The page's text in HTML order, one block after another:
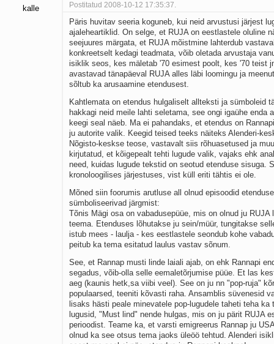
kalle Postitatud 2008-10-12 17:35:37.
Päris huvitav seeria koguneb, kui neid arvustusi järjest
ajaleheartiklid. On selge, et RUJA on eestlastele oluline
seejuures märgata, et RUJA mõistmine lahterdub
konkreetselt kedagi teadmata, võib oletada arvustaja
isiklik seos, kes mäletab '70 esimest poolt, kes '70 teist
avastavad tänapäeval RUJA alles läbi loomingu ja
sõltub ka arusaamine etendusest.
Kahtlemata on etendus hulgaliselt allteksti ja sümboleid
hakkagi neid meile lahti seletama, see ongi igaühe enda
keegi seal näeb. Ma ei pahandaks, et etendus on
ju autorite valik. Keegid teised teeks näiteks Alenderi-
Nõgisto-keskse teose, vastavalt siis rõhuasetused ja
kirjutatud, et kõigepealt tehti lugude valik, vajaks ehk
need, kuidas lugude tekstid on seotud etenduse sisuga.
kronoloogilises järjestuses, vist küll eriti tähtis ei ole.
Mõned siin foorumis arutluse all olnud episoodid
sümboliseerivad järgmist:
Tõnis Mägi osa on vabadusepüüe, mis on olnud ju RUJA
teema. Etenduses lõhutakse ju sein/müür, tungitakse
istub mees - laulja - kes eestlastele seondub kohe
peitub ka tema esitatud laulus vastav sõnum.
See, et Rannap musti linde laiali ajab, on ehk Rannapi
segadus, võib-olla selle eemaletõrjumise püüe. Et las
aeg (kaunis hetk,sa viibi veel). See on ju nn "pop-ruja"
populaarsed, teeniti kõvasti raha. Ansamblis süvenesid
lisaks hästi peale minevatele pop-lugudele taheti teha ka
lugusid, "Must lind" nende hulgas, mis on ju pärit RUJA
perioodist. Teame ka, et varsti emigreerus Rannap ju
olnud ka see otsus tema jaoks üleöö tehtud. Alenderi